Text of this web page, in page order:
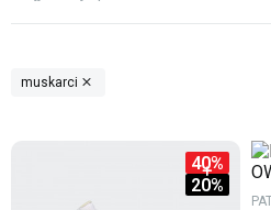
muskarci
40%
20%